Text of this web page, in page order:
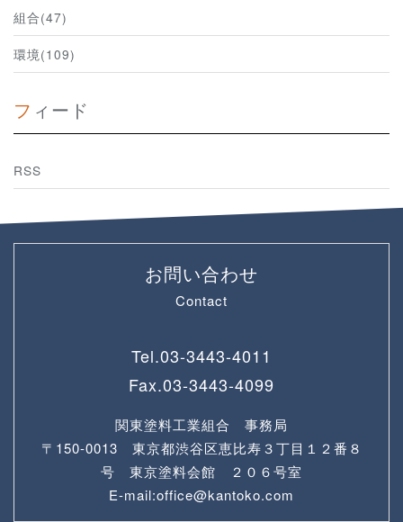
組合(47)
環境(109)
フィード
RSS
お問い合わせ
Contact
Tel.03-3443-4011
Fax.03-3443-4099
関東塗料工業組合 事務局
〒150-0013 東京都渋谷区恵比寿３丁目１２番８
号 東京塗料会館 ２０６号室
E-mail:office@kantoko.com